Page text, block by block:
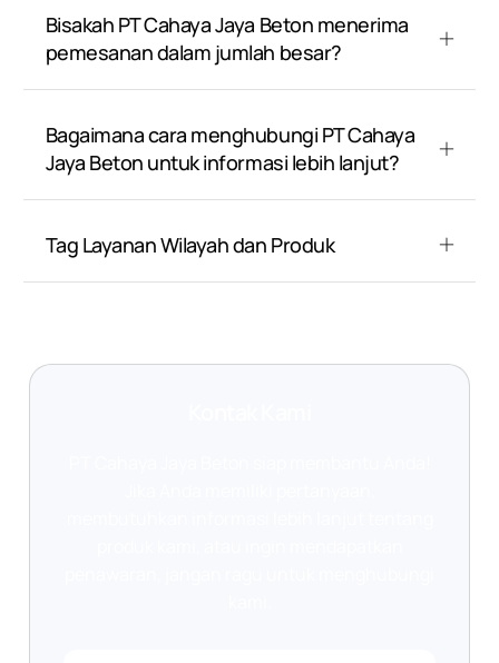
Bisakah PT Cahaya Jaya Beton menerima
pemesanan dalam jumlah besar?
Bagaimana cara menghubungi PT Cahaya
Jaya Beton untuk informasi lebih lanjut?
Tag Layanan Wilayah dan Produk